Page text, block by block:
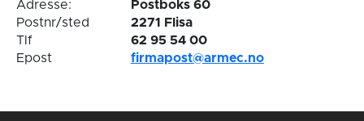
Adresse:
Postboks 60
Postnr/sted
2271 Flisa
Tlf
62 95 54 00
Epost
firmapost@armec.no